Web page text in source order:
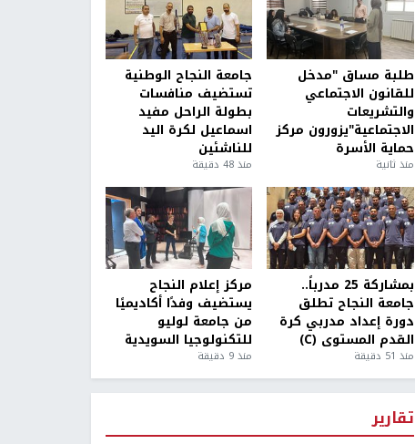
طلبة مساق "مدخل
للقانون الاجتماعي
والتشريعات
الاجتماعية"يزورون مركز
حماية الأسرة
منذ ثانية
جامعة النجاح الوطنية
تستضيف منافسات
بطولة الراحل مفيد
اسماعيل لكرة اليد
للناشئين
منذ 48 دقيقة
بمشاركة 25 مدرباً..
جامعة النجاح تطلق
دورة إعداد مدربي كرة
القدم المستوى (C)
منذ 51 دقيقة
مركز إعلام النجاح
يستضيف وفدًا أكاديميًا
من جامعة لوليو
للتكنولوجيا السويدية
منذ 9 دقيقة
تقارير